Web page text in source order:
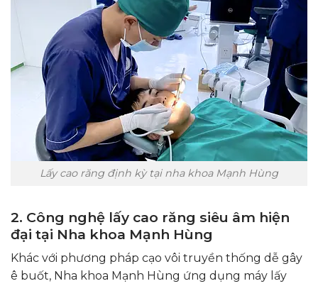
Lấy cao răng định kỳ tại nha khoa Mạnh Hùng
2. Công nghệ lấy cao răng siêu âm hiện
đại tại Nha khoa Mạnh Hùng
Khác với phương pháp cạo vôi truyền thống dễ gây
ê buốt, Nha khoa Mạnh Hùng ứng dụng máy lấy